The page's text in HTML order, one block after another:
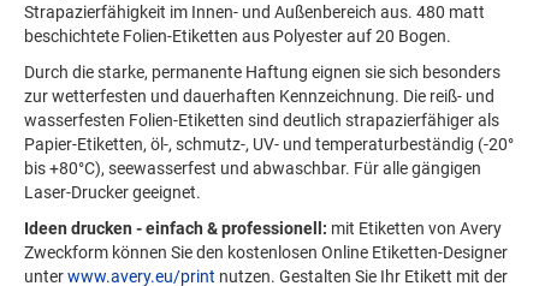
Strapazierfähigkeit im Innen- und Außenbereich aus. 480 matt
beschichtete Folien-Etiketten aus Polyester auf 20 Bogen.
Durch die starke, permanente Haftung eignen sie sich besonders
zur wetterfesten und dauerhaften Kennzeichnung. Die reiß- und
wasserfesten Folien-Etiketten sind deutlich strapazierfähiger als
Papier-Etiketten, öl-, schmutz-, UV- und temperaturbeständig (-20°
bis +80°C), seewasserfest und abwaschbar. Für alle gängigen
Laser-Drucker geeignet.
Ideen drucken - einfach & professionell: mit Etiketten von Avery
Zweckform können Sie den kostenlosen Online Etiketten-Designer
unterwww.avery.eu/print nutzen. Gestalten Sie Ihr Etikett mit der